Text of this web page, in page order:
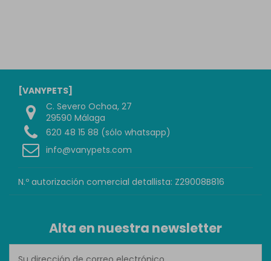
[VANYPETS]
C. Severo Ochoa, 27
29590 Málaga
620 48 15 88 (sólo whatsapp)
info@vanypets.com
N.º autorización comercial detallista: Z29008B816
Alta en nuestra newsletter